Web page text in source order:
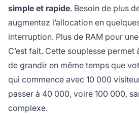
simple et rapide. Besoin de plus
augmentez l’allocation en
interruption. Plus de RAM pour
C’est fait. Cette souplesse
de grandir en même temps que
qui commence avec 10 000
passer à 40 000, voire 100 000,
complexe.